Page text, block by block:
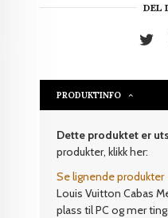
DEL
PRODUKTINFO
Dette produktet er
produkter, klikk her:
Se lignende
Louis Vuitton Cabas
plass til PC og mer